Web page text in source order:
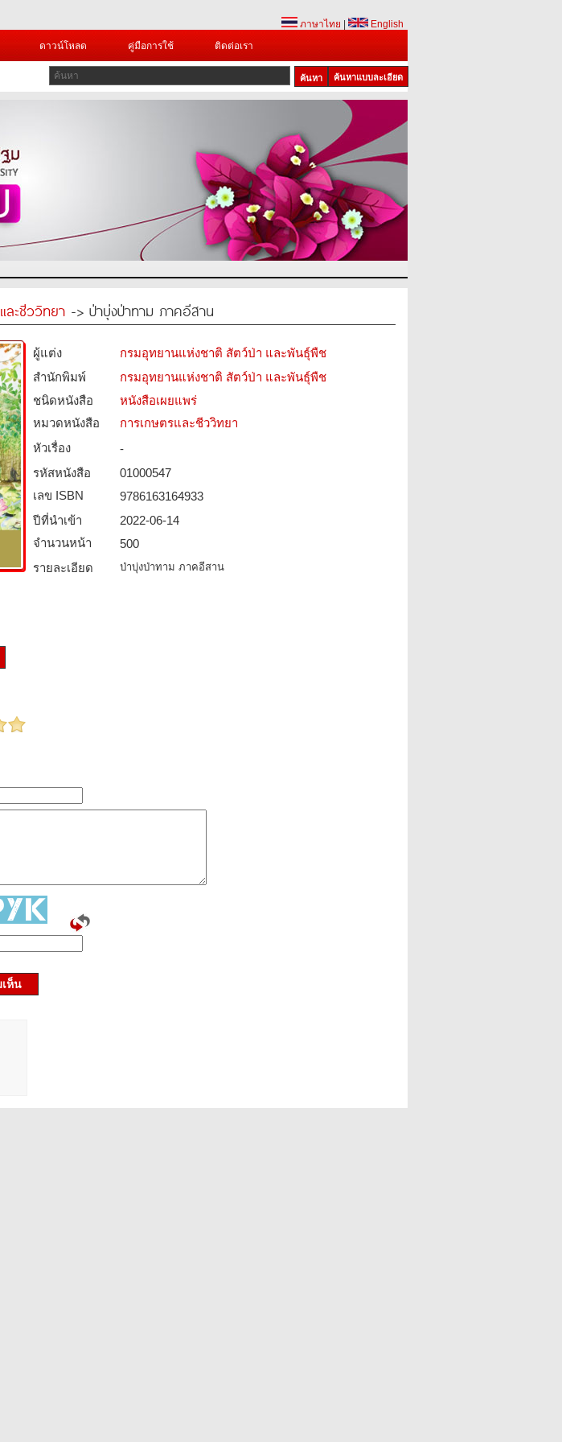
ภาษาไทย
English
ดาวน์โหลด คู่มือการใช้ ติดต่อเรา
ค้นหาแบบละเอียด
ละชีววิทยา -> ป่าบุ่งป่าทาม ภาคอีสาน
ผู้แต่ง
กรมอุทยานแห่งชาติ สัตว์ป่า และพันธุ์พืช
สำนักพิมพ์
กรมอุทยานแห่งชาติ สัตว์ป่า และพันธุ์พืช
ชนิดหนังสือ­
หนังสือเผยแพร่
หมวดหนังสือ­
การเกษตรและชีววิทยา
หัวเรื่อง
-
รหัสหนังสือ­
01000547
เลข ISBN
9786163164933
ปีที่นำเข้า
2022-06-14
จำนวนหน้า
500
รายละเอียด
ป่าบุ่งป่าทาม ภาคอีสาน
ห็น